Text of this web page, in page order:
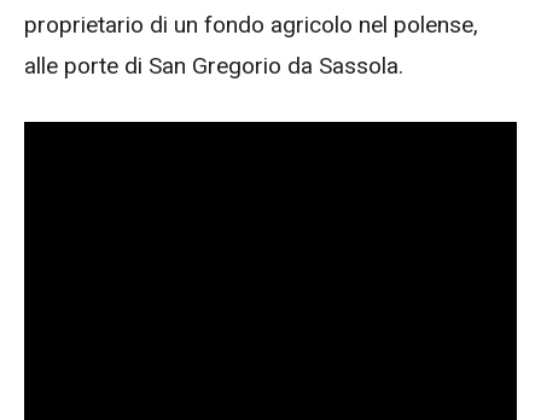
proprietario di un fondo agricolo nel polense,
alle porte di San Gregorio da Sassola.